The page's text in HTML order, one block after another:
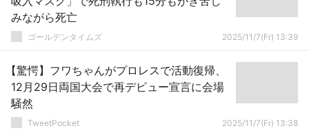
みながら死亡
ゴールデンタイムズ 2025/11/7(Fr) 13:39
【驚愕】フワちゃんがプロレスで活動復帰、
12月29日両国大会で再デビュー宣言に会場
騒然
TweetPocket 2025/11/7(Fr) 13:38